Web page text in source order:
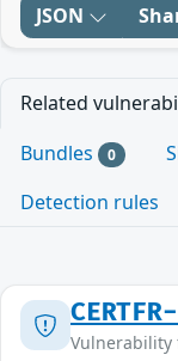
JSON
Related
Bundles 0
Detection rules
Vulnerability